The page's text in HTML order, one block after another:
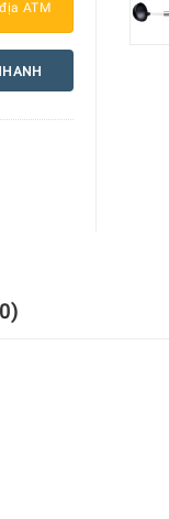
ATM